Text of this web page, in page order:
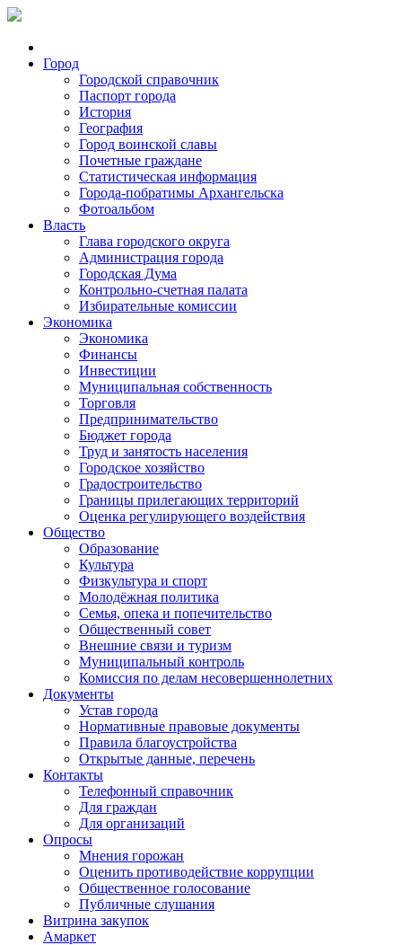
Город
Городской справочник
Паспорт города
История
География
Город воинской славы
Почетные граждане
Статистическая информация
Города-побратимы Архангельска
Фотоальбом
Власть
Глава городского округа
Администрация города
Городская Дума
Контрольно-счетная палата
Избирательные комиссии
Экономика
Экономика
Финансы
Инвестиции
Муниципальная собственность
Торговля
Предпринимательство
Бюджет города
Труд и занятость населения
Городское хозяйство
Градостроительство
Границы прилегающих территорий
Оценка регулирующего воздействия
Общество
Образование
Культура
Физкультура и спорт
Молодёжная политика
Семья, опека и попечительство
Общественный совет
Внешние связи и туризм
Муниципальный контроль
Комиссия по делам несовершеннолетних
Документы
Устав города
Нормативные правовые документы
Правила благоустройства
Открытые данные, перечень
Контакты
Телефонный справочник
Для граждан
Для организаций
Опросы
Мнения горожан
Оценить противодействие коррупции
Общественное голосование
Публичные слушания
Витрина закупок
Амаркет